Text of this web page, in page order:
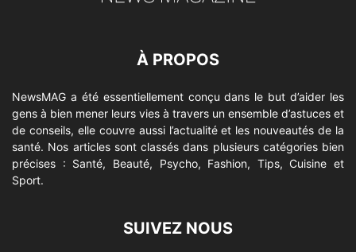
À PROPOS
NewsMAG a été essentiellement conçu dans le but d’aider les
gens à bien mener leurs vies à travers un ensemble d’astuces et
de conseils, elle couvre aussi l’actualité et les nouveautés de la
santé. Nos articles sont classés dans plusieurs catégories bien
précises : Santé, Beauté, Psycho, Fashion, Tips, Cuisine et
Sport.
SUIVEZ NOUS